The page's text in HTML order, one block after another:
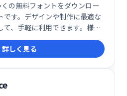
の無料フォントをダウンロー
です。デザインや制作に最適な
て、手軽に利用できます。様々
が豊富に揃っており、あなたの
的に演出します。 無料で利用
軽にアクセスして、お気に入り
みてください。
詳しく見る